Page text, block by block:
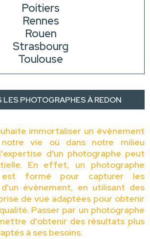
Poitiers
Rennes
Rouen
Strasbourg
Toulouse
LES PHOTOGRAPHES À REDON
immortaliser un évènement
vie où dans notre milieu
d'un photographe peut
En effet, un photographe
est formé pour capturer les
évènement, en utilisant des
de vue adaptées pour obtenir
Passer par un photographe
d'obtenir des résultats plus
à ses besoins.